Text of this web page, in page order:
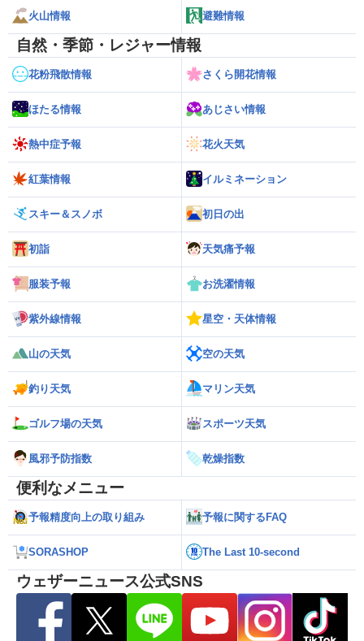
火山情報 避難情報
自然・季節・レジャー情報
花粉飛散情報 さくら開花情報
ほたる情報 あじさい情報
熱中症予報 花火天気
紅葉情報 イルミネーション
スキー＆スノボ 初日の出
初詣 天気痛予報
服装予報 お洗濯情報
紫外線情報 星空・天体情報
山の天気 空の天気
釣り天気 マリン天気
ゴルフ場の天気 スポーツ天気
風邪予防指数 乾燥指数
便利なメニュー
予報精度向上の取り組み 予報に関するFAQ
SORASHOP The Last 10-second
ウェザーニュース公式SNS